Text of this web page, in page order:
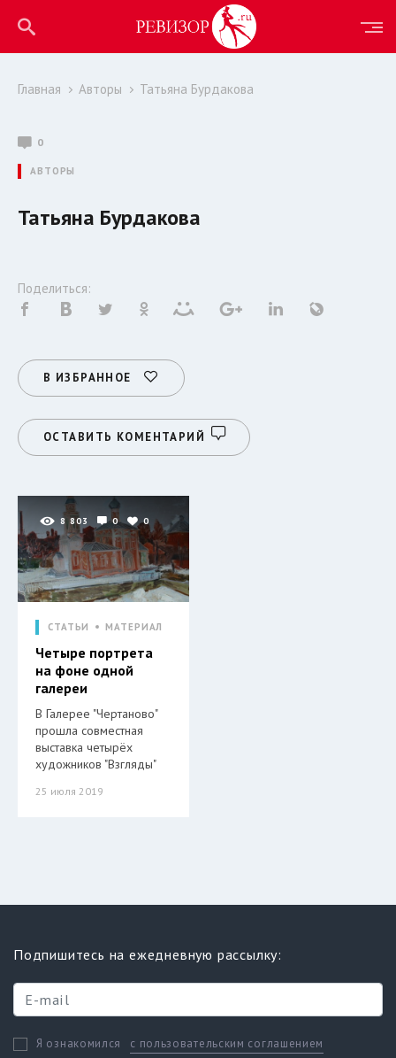
Главная Авторы Татьяна Бурдакова
0
АВТОРЫ
Татьяна Бурдакова
Поделиться:
В ИЗБРАННОЕ
ОСТАВИТЬ КОМЕНТАРИЙ
8 803 0 0
СТАТЬИ МАТЕРИАЛ
Четыре портрета
на фоне одной
галереи
В Галерее "Чертаново"
прошла совместная
выставка четырёх
художников "Взгляды"
25 июля 2019
Подпишитесь на ежедневную рассылку:
Я ознакомился с пользовательским соглашением